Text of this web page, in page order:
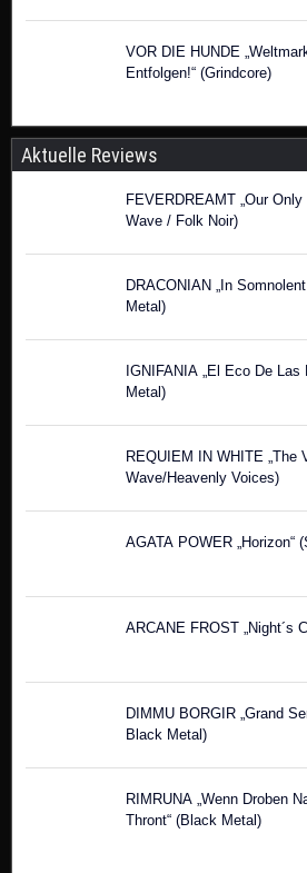
VOR DIE HUNDE
Entfolgen!“ (Grindcore)
Aktuelle Reviews
FEVERDREAMT „Our
Wave / Folk Noir)
DRACONIAN „In
Metal)
IGNIFANIA „El Eco De
Metal)
REQUIEM IN WHITE „The
Wave/Heavenly Voices)
AGATA POWER „Horizon“
ARCANE FROST „Night´s
DIMMU BORGIR „Grand
Black Metal)
RIMRUNA „Wenn Droben
Thront“ (Black Metal)